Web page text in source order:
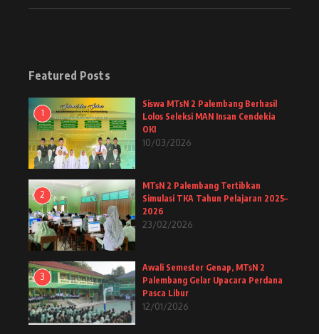
Featured Posts
1
Siswa MTsN 2 Palembang Berhasil
Lolos Seleksi MAN Insan Cendekia
OKI
10/03/2026
2
MTsN 2 Palembang Tertibkan
Simulasi TKA Tahun Pelajaran 2025–
2026
23/02/2026
3
Awali Semester Genap, MTsN 2
Palembang Gelar Upacara Perdana
Pasca Libur
12/01/2026